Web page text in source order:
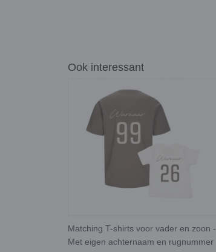
Ook interessant
Matching T-shirts voor vader en zoon -
Met eigen achternaam en rugnummer